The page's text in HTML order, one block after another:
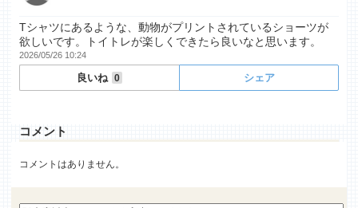
Tシャツにあるような、動物がプリントされているショーツが
欲しいです。トイトレが楽しくできたら良いなと思います。
2026/05/26 10:24
良いね 0 シェア
コメント
コメントはありません。